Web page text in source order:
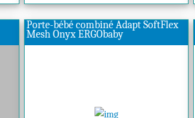
Porte-bébé combiné Adapt SoftFlex
Mesh Onyx ERGObaby